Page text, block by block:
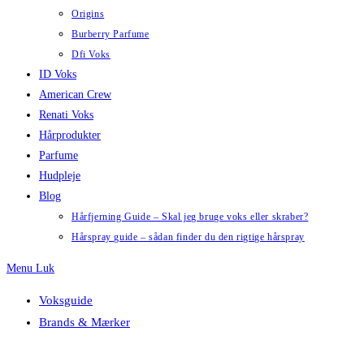
Origins
Burberry Parfume
Dfi Voks
ID Voks
American Crew
Renati Voks
Hårprodukter
Parfume
Hudpleje
Blog
Hårfjerning Guide – Skal jeg bruge voks eller skraber?
Hårspray guide – sådan finder du den rigtige hårspray
Menu Luk
Voksguide
Brands & Mærker